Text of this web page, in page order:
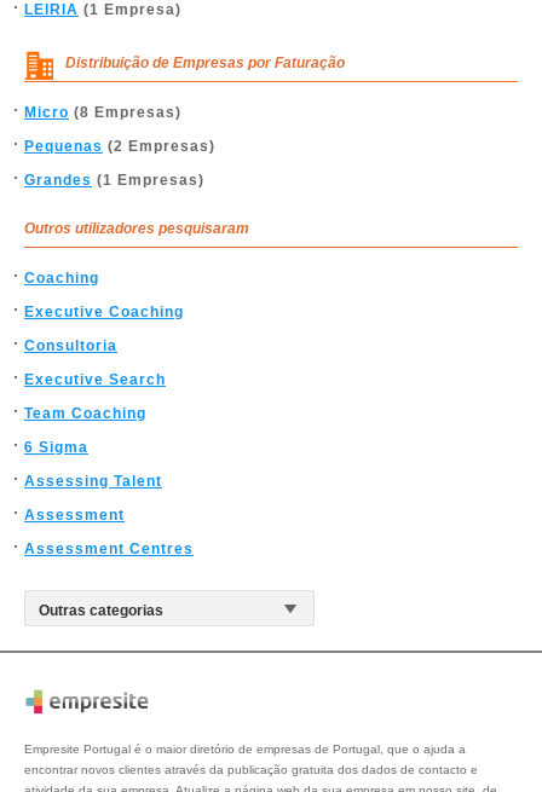
LEIRIA (1 Empresa)
Distribuição de Empresas por Faturação
Micro (8 Empresas)
Pequenas (2 Empresas)
Grandes (1 Empresas)
Outros utilizadores pesquisaram
Coaching
Executive Coaching
Consultoria
Executive Search
Team Coaching
6 Sigma
Assessing Talent
Assessment
Assessment Centres
Empresite Portugal é o maior diretório de empresas de Portugal, que o ajuda a
encontrar novos clientes através da publicação gratuita dos dados de contacto e